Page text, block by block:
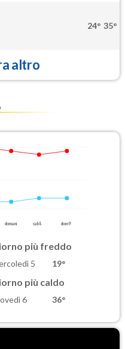
24° 35°
altro
domani sab 8 dom 9
più freddo
5 19°
più caldo
6 36°